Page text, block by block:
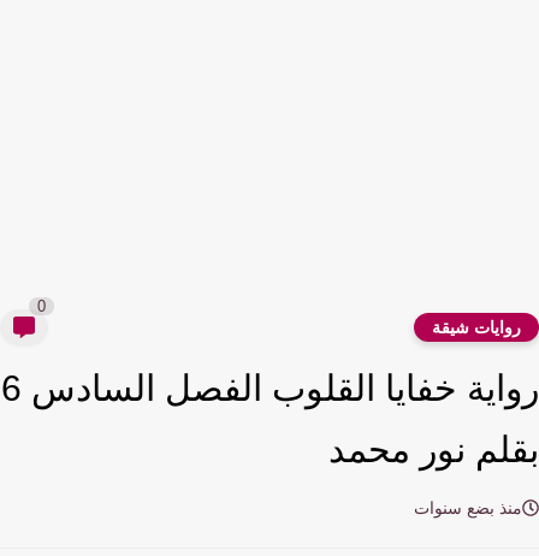
شيقة
رواية خفايا القلوب الفصل السادس 6
نور محمد
بضع سنوات